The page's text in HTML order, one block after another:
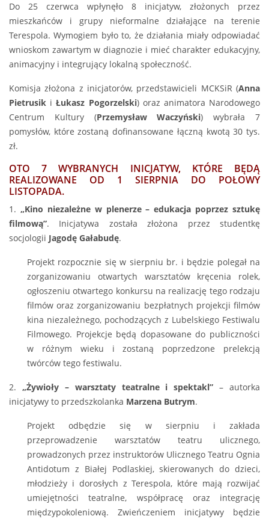
Do 25 czerwca wpłynęło 8 inicjatyw, złożonych przez
mieszkańców i grupy nieformalne działające na terenie
Terespola. Wymogiem było to, że działania miały odpowiadać
wnioskom zawartym w diagnozie i mieć charakter edukacyjny,
animacyjny i integrujący lokalną społeczność.
Komisja złożona z inicjatorów, przedstawicieli MCKSiR (Anna
Pietrusik iŁukasz Pogorzelski) oraz animatora Narodowego
Centrum Kultury (Przemysław Waczyński) wybrała 7
pomysłów, które zostaną dofinansowane łączną kwotą 30 tys.
zł.
OTO 7 WYBRANYCH INICJATYW, KTÓRE BĘDĄ
REALIZOWANE OD 1 SIERPNIA DO POŁOWY
LISTOPADA.
1. „Kino niezależne w plenerze – edukacja poprzez sztukę
filmową”. Inicjatywa została złożona przez studentkę
socjologii Jagodę Gałabudę.
Projekt rozpocznie się w sierpniu br. i będzie polegał na
zorganizowaniu otwartych warsztatów kręcenia rolek,
ogłoszeniu otwartego konkursu na realizację tego rodzaju
filmów oraz zorganizowaniu bezpłatnych projekcji filmów
kina niezależnego, pochodzących z Lubelskiego Festiwalu
Filmowego. Projekcje będą dopasowane do publiczności
w różnym wieku i zostaną poprzedzone prelekcją
twórców tego festiwalu.
2. „Żywioły – warsztaty teatralne i spektakl” – autorka
inicjatywy to przedszkolanka Marzena Butrym.
Projekt odbędzie się w sierpniu i zakłada
przeprowadzenie warsztatów teatru ulicznego,
prowadzonych przez instruktorów Ulicznego Teatru Ognia
Antidotum z Białej Podlaskiej, skierowanych do dzieci,
młodzieży i dorosłych z Terespola, które mają rozwijać
umiejętności teatralne, współpracę oraz integrację
międzypokoleniową. Zwieńczeniem inicjatywy będzie